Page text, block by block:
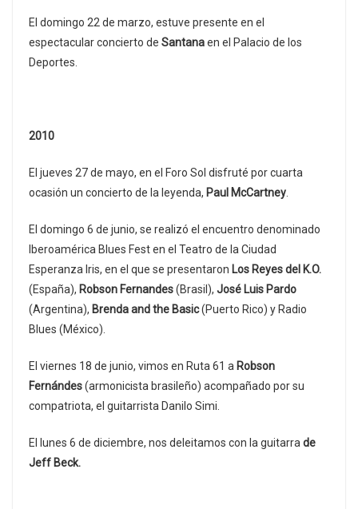
El domingo 22 de marzo, estuve presente en el
espectacular concierto de Santanaen el Palacio de los
Deportes.
2010
El jueves 27 de mayo, en el Foro Sol disfruté por cuarta
ocasión un concierto de la leyenda, Paul McCartney.
El domingo 6 de junio, se realizó el encuentro denominado
Iberoamérica Blues Fest en el Teatro de la Ciudad
Esperanza Iris, en el que se presentaron Los Reyes del K.O.
(España), Robson Fernandes(Brasil), José Luis Pardo
(Argentina), Brenda and the Basic(Puerto Rico) y Radio
Blues (México).
El viernes 18 de junio, vimos en Ruta 61 a Robson
Fernándes(armonicista brasileño) acompañado por su
compatriota, el guitarrista Danilo Simi.
El lunes 6 de diciembre, nos deleitamos con la guitarrade
Jeff Beck.